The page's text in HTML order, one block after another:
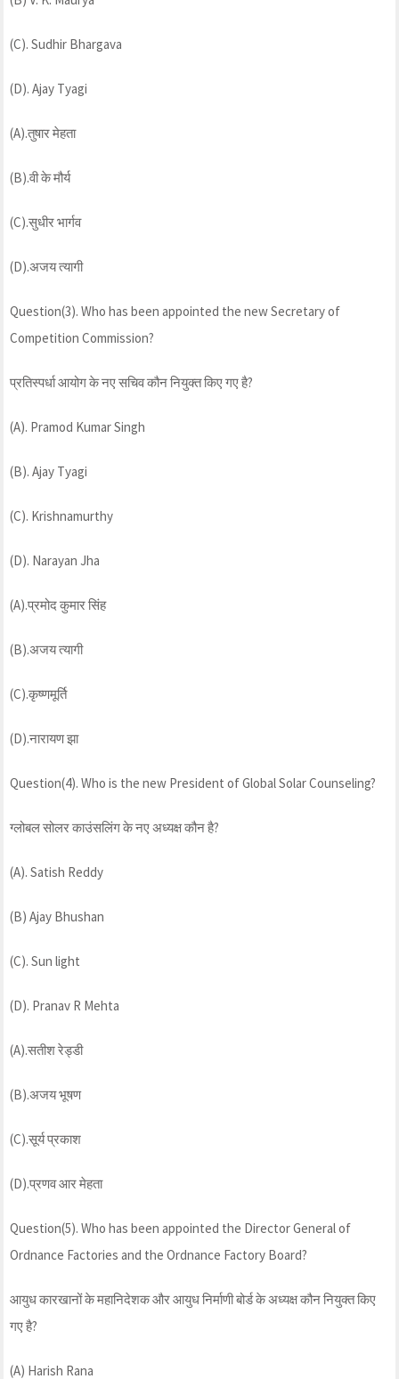
(C). Sudhir Bhargava
(D). Ajay Tyagi
(A).तुषार मेहता
(B).वी के मौर्य
(C).सुधीर भार्गव
(D).अजय त्यागी
Question(3). Who has been appointed the new Secretary of
Competition Commission?
प्रतिस्पर्धा आयोग के नए सचिव कौन नियुक्त किए गए है?
(A). Pramod Kumar Singh
(B). Ajay Tyagi
(C). Krishnamurthy
(D). Narayan Jha
(A).प्रमोद कुमार सिंह
(B).अजय त्यागी
(C).कृष्णमूर्ति
(D).नारायण झा
Question(4). Who is the new President of Global Solar Counseling?
ग्लोबल सोलर काउंसलिंग के नए अध्यक्ष कौन है?
(A). Satish Reddy
(B) Ajay Bhushan
(C). Sun light
(D). Pranav R Mehta
(A).सतीश रेड्डी
(B).अजय भूषण
(C).सूर्य प्रकाश
(D).प्रणव आर मेहता
Question(5). Who has been appointed the Director General of
Ordnance Factories and the Ordnance Factory Board?
आयुध कारखानों के महानिदेशक और आयुध निर्माणी बोर्ड के अध्यक्ष कौन नियुक्त किए
गए है?
(A) Harish Rana